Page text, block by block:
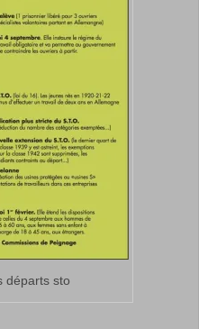
départs sto